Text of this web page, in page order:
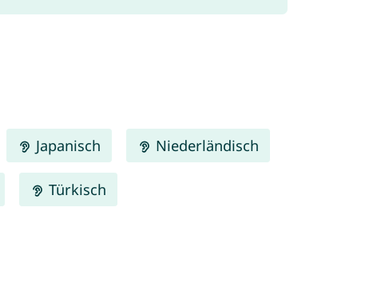
Japanisch Niederländisch
Türkisch